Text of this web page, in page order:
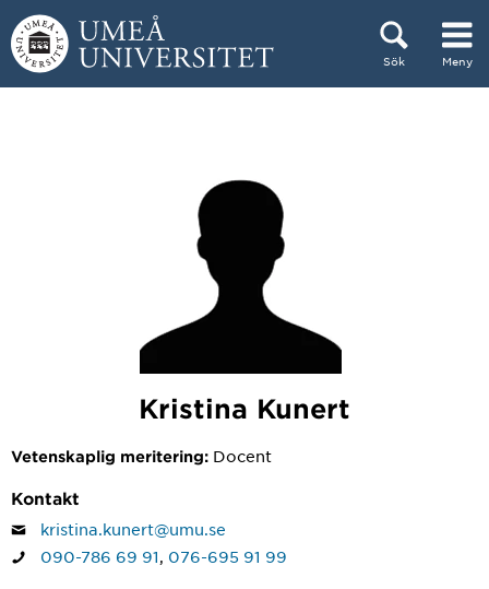
Hoppa direkt till innehållet
Sök Meny
Kristina Kunert
Vetenskaplig meritering: Docent
Kontakt
kristina.kunert@umu.se
090-786 69 91
076-695 91 99